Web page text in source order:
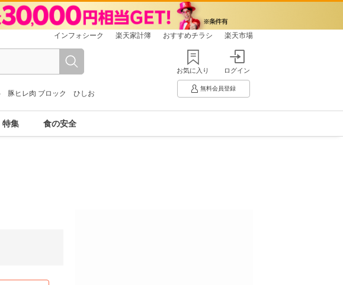
インフォシーク 楽天家計簿 おすすめチラシ 楽天市場
豚ヒレ肉 ブロック ひしお
お気に入り ログイン
無料会員登録
特集 食の安全